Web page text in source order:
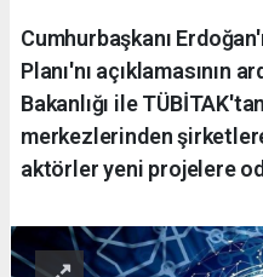
Cumhurbaşkanı
Planı'nı açıklamasının
Bakanlığı ile
merkezlerinden
aktörler yeni projelere